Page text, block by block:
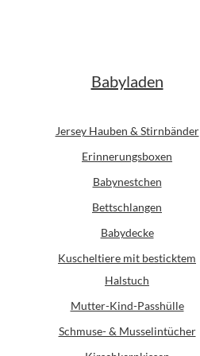
Babyladen
Jersey Hauben & Stirnbänder
Erinnerungsboxen
Babynestchen
Bettschlangen
Babydecke
Kuscheltiere mit besticktem
Halstuch
Mutter-Kind-Passhülle
Schmuse- & Musselintücher